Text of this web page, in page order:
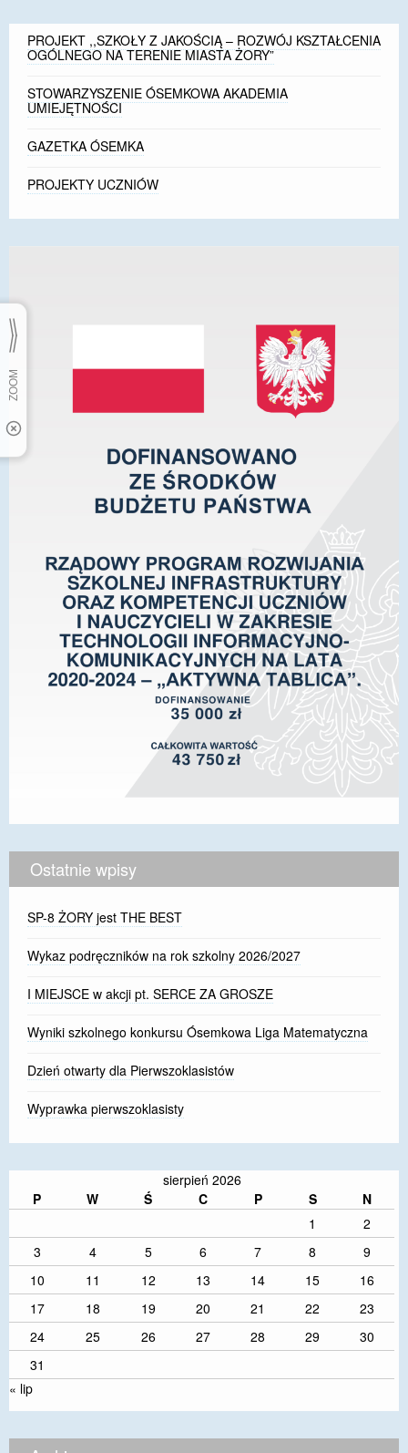
PROJEKT ,,SZKOŁY Z JAKOŚCIĄ – ROZWÓJ KSZTAŁCENIA
OGÓLNEGO NA TERENIE MIASTA ŻORY”
STOWARZYSZENIE ÓSEMKOWA AKADEMIA
UMIEJĘTNOŚCI
GAZETKA ÓSEMKA
PROJEKTY UCZNIÓW
Ostatnie wpisy
SP-8 ŻORY jest THE BEST
Wykaz podręczników na rok szkolny 2026/2027
I MIEJSCE w akcji pt. SERCE ZA GROSZE
Wyniki szkolnego konkursu Ósemkowa Liga Matematyczna
Dzień otwarty dla Pierwszoklasistów
Wyprawka pierwszoklasisty
sierpień 2026
P
W Ś C P S
N
1
2
3
4 5 6 7 8
9
10
11 12 13 14 15
16
17
18 19 20 21 22
23
24
25 26 27 28 29
30
31
« lip